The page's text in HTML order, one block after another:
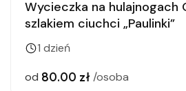
Wycieczka na hulajnogach
szlakiem ciuchci „Paulinki”
1 dzień
od 80.00 zł /osoba